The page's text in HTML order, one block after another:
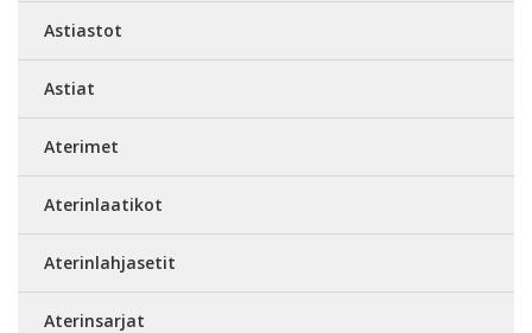
Astiastot
Astiat
Aterimet
Aterinlaatikot
Aterinlahjasetit
Aterinsarjat